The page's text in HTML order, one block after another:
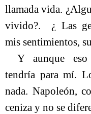
llamada vida.
vivido?.
¿ Las
mis sentimientos,
Y aunque eso
tendría para mí.
nada. Napoleón,
ceniza y no se